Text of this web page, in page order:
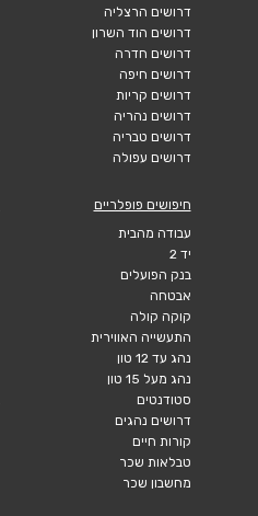
דרושים הרצליה
דרושים הוד השרון
דרושים חדרה
דרושים חיפה
דרושים קריות
דרושים נהריה
דרושים טבריה
דרושים עפולה
חיפושים פופלריים
עבודה מהבית
יד 2
בנק הפועלים
אבטחה
קוקה קולה
התעשייה האווירית
נהג עד 12 טון
נהג מעל 15 טון
סטודנטים
דרושים נהגים
קורות חיים
טבלאות שכר
מחשבון שכר